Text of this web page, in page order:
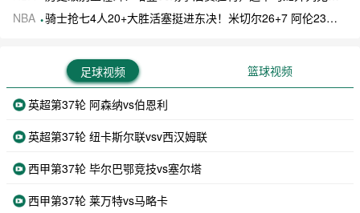
NBA 骑士抢七4人20+大胜活塞挺进东决！米切尔26+7 阿伦23分 梅里尔23分 詹金斯17分
足球视频 篮球视频
英超第37轮 阿森纳vs伯恩利
英超第37轮 纽卡斯尔联vsv西汉姆联
西甲第37轮 毕尔巴鄂竞技vs塞尔塔
西甲第37轮 莱万特vs马略卡